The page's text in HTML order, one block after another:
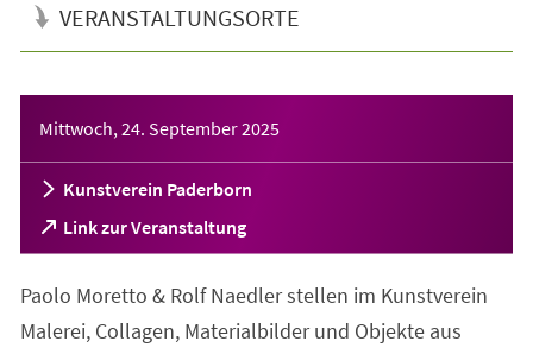
VERANSTALTUNGSORTE
Mittwoch, 24. September 2025
Kunstverein Paderborn
Link zur Veranstaltung
(Öffnet
in
neuen
Tab)
Paolo Moretto & Rolf Naedler stellen im Kunstverein
Malerei, Collagen, Materialbilder und Objekte aus